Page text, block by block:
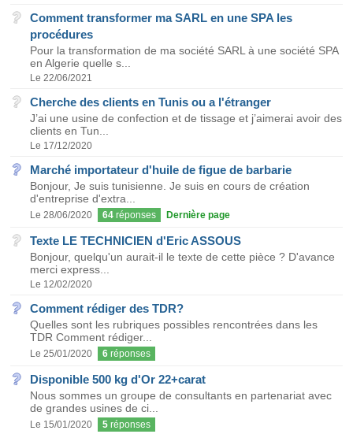
Comment transformer ma SARL en une SPA les
procédures
Pour la transformation de ma société SARL à une société SPA
en Algerie quelle s...
Le 22/06/2021
Cherche des clients en Tunis ou a l'étranger
J’ai une usine de confection et de tissage et j’aimerai avoir des
clients en Tun...
Le 17/12/2020
Marché importateur d'huile de figue de barbarie
Bonjour, Je suis tunisienne. Je suis en cours de création
d'entreprise d'extra...
Le 28/06/2020 64 réponses Dernière page
Texte LE TECHNICIEN d'Eric ASSOUS
Bonjour, quelqu'un aurait-il le texte de cette pièce ? D'avance
merci express...
Le 12/02/2020
Comment rédiger des TDR?
Quelles sont les rubriques possibles rencontrées dans les
TDR Comment rédiger...
Le 25/01/2020 6 réponses
Disponible 500 kg d'Or 22+carat
Nous sommes un groupe de consultants en partenariat avec
de grandes usines de ci...
Le 15/01/2020 5 réponses